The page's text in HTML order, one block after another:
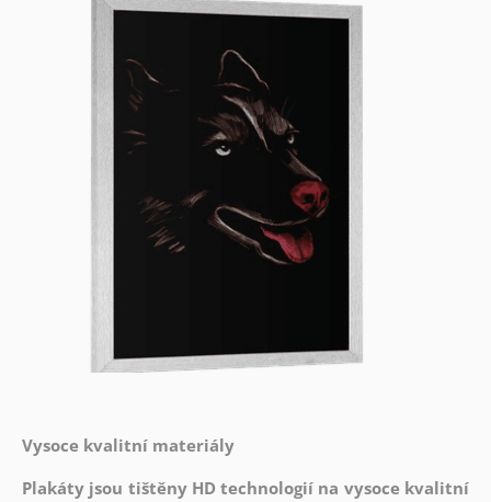
Vysoce kvalitní materiály
Plakáty jsou tištěny HD technologií na vysoce kvalitní